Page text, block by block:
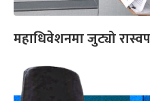
महाधिवेशनमा जुट्यो